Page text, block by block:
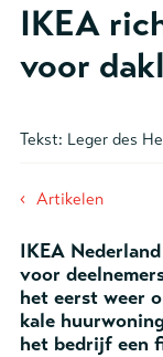
IKEA
voor
Tekst: Leger des
‹ Artikelen
IKEA
voor
het eerst weer
kale
het bedrijf een